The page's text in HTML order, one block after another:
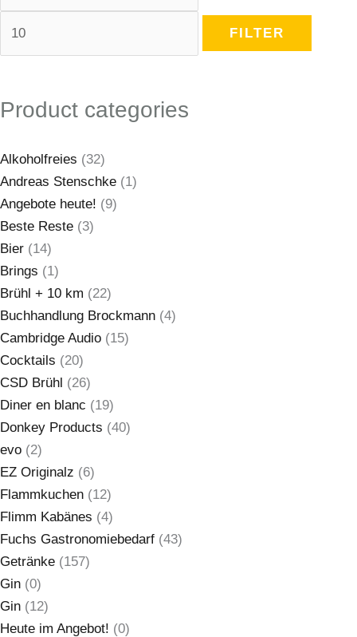
FILTER
Product categories
Alkoholfreies (32)
Andreas Stenschke (1)
Angebote heute! (9)
Beste Reste (3)
Bier (14)
Brings (1)
Brühl + 10 km (22)
Buchhandlung Brockmann (4)
Cambridge Audio (15)
Cocktails (20)
CSD Brühl (26)
Diner en blanc (19)
Donkey Products (40)
evo (2)
EZ Originalz (6)
Flammkuchen (12)
Flimm Kabänes (4)
Fuchs Gastronomiebedarf (43)
Getränke (157)
Gin (0)
Gin (12)
Heute im Angebot! (0)